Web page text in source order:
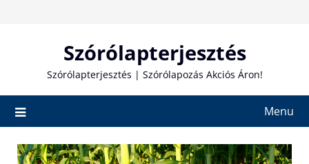
Szórólapterjesztés
Szórólapterjesztés | Szórólapozás Akciós Áron!
Menu